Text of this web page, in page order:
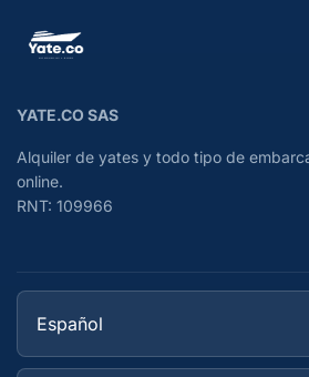
YATE.CO SAS
Alquiler de yates y todo tipo de
online.
RNT: 109966